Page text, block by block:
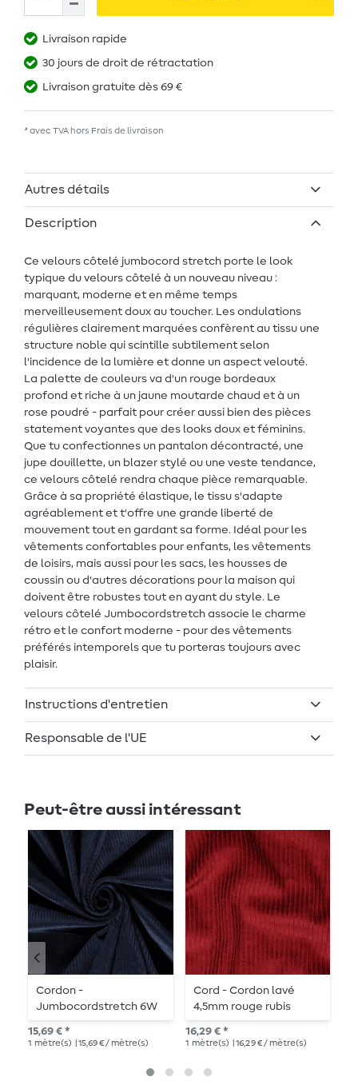
Livraison rapide
30 jours de droit de rétractation
Livraison gratuite dès 69 €
* avec TVA hors Frais de livraison
Autres détails
Description
Ce velours côtelé jumbocord stretch porte le look
typique du velours côtelé à un nouveau niveau :
marquant, moderne et en même temps
merveilleusement doux au toucher. Les ondulations
régulières clairement marquées confèrent au tissu une
structure noble qui scintille subtilement selon
l'incidence de la lumière et donne un aspect velouté.
La palette de couleurs va d'un rouge bordeaux
profond et riche à un jaune moutarde chaud et à un
rose poudré - parfait pour créer aussi bien des pièces
statement voyantes que des looks doux et féminins.
Que tu confectionnes un pantalon décontracté, une
jupe douillette, un blazer stylé ou une veste tendance,
ce velours côtelé rendra chaque pièce remarquable.
Grâce à sa propriété élastique, le tissu s'adapte
agréablement et t'offre une grande liberté de
mouvement tout en gardant sa forme. Idéal pour les
vêtements confortables pour enfants, les vêtements
de loisirs, mais aussi pour les sacs, les housses de
coussin ou d'autres décorations pour la maison qui
doivent être robustes tout en ayant du style. Le
velours côtelé Jumbocordstretch associe le charme
rétro et le confort moderne - pour des vêtements
préférés intemporels que tu porteras toujours avec
plaisir.
Instructions d'entretien
Responsable de l'UE
Peut-être aussi intéressant
Cordon -
Jumbocordstretch 6W
marine
15,69 € *
1 mètre(s) | 15,69 € / mètre(s)
Cord - Cordon lavé
4,5mm rouge rubis
16,29 € *
1 mètre(s) | 16,29 € / mètre(s)